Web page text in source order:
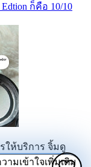
ก็คือ 10/10
รให้บริการ จิ้มดู
ามเข้าใจเพิ่มเติม